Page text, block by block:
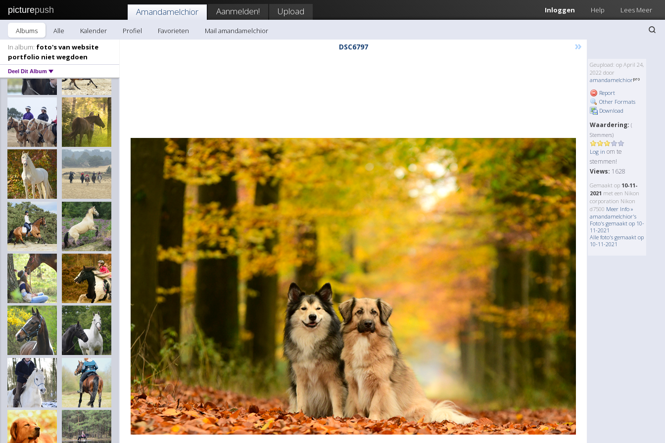
picturepush Inloggen Help Lees Meer
Amandamelchior Aanmelden! Upload
Albums Alle Kalender Profiel Favorieten
Mail amandamelchior
In album: foto's van website
portfolio niet wegdoen
Deel Dit Album
DSC6797 »
Geupload: op April 24,
2022 door
amandamelchior
Report
Other Formats
Download
Waardering: (
Stemmers)
Log in om te
stemmen!
Views: 1628
Gemaakt op 10-11-
2021 met een Nikon
corporation Nikon
d7500 Meer Info »
amandamelchior's
Foto's gemaakt op 10-
11-2021
Alle foto's gemaakt op
10-11-2021